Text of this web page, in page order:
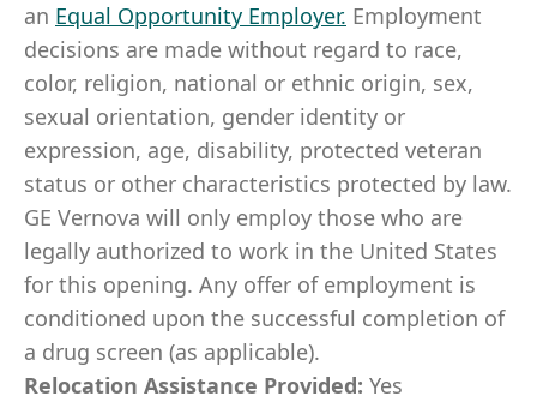
an Equal Opportunity Employer. Employment
decisions are made without regard to race,
color, religion, national or ethnic origin, sex,
sexual orientation, gender identity or
expression, age, disability, protected veteran
status or other characteristics protected by law.
GE Vernova will only employ those who are
legally authorized to work in the United States
for this opening. Any offer of employment is
conditioned upon the successful completion of
a drug screen (as applicable).
Relocation Assistance Provided: Yes